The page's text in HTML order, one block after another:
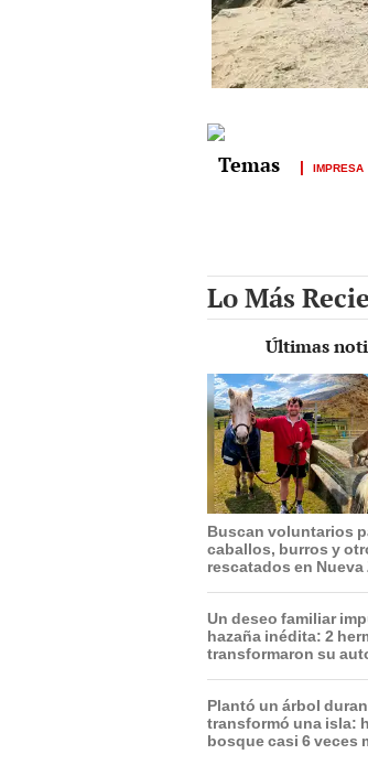
IMPRESA
Lo Más
Últimas
Buscan voluntarios
caballos, burros y
rescatados en Nueva
Un deseo familiar
hazaña inédita: 2
transformaron su
Plantó un árbol
transformó una isla:
bosque casi 6 veces